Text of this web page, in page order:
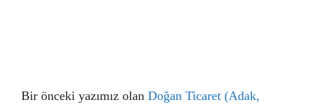
Bir önceki yazımız olan Doğan Ticaret (Adak,